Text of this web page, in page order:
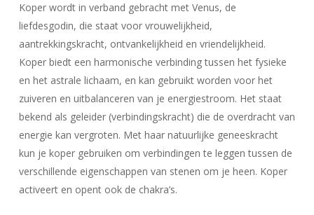
Koper wordt in verband gebracht met Venus, de
liefdesgodin, die staat voor vrouwelijkheid,
aantrekkingskracht, ontvankelijkheid en vriendelijkheid.
Koper biedt een harmonische verbinding tussen het fysieke
en het astrale lichaam, en kan gebruikt worden voor het
zuiveren en uitbalanceren van je energiestroom. Het staat
bekend als geleider (verbindingskracht) die de overdracht van
energie kan vergroten. Met haar natuurlijke geneeskracht
kun je koper gebruiken om verbindingen te leggen tussen de
verschillende eigenschappen van stenen om je heen. Koper
activeert en opent ook de chakra’s.